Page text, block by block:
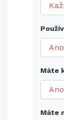
Máte
Máte